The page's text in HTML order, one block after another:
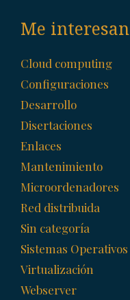
Me interesan
Cloud computing
Configuraciones
Desarrollo
Disertaciones
Enlaces
Mantenimiento
Microordenadores
Red distribuida
Sin categoría
Sistemas Operativos
Virtualización
Webserver